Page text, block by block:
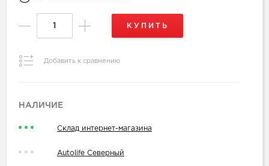
КУПИТЬ
Добавить к сравнению
НАЛИЧИЕ
Склад интернет-магазина
Autolife Северный